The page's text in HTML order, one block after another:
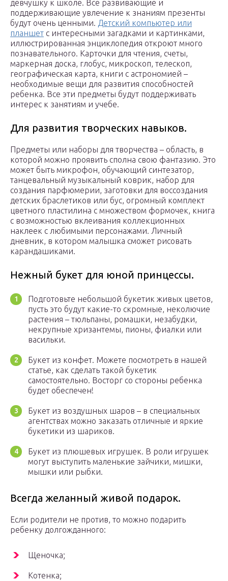
девчушку к школе. Все развивающие и
поддерживающие увлечение к знаниям презенты
будут очень ценными. Детский компьютер или
планшет с интересными загадками и картинками,
иллюстрированная энциклопедия откроют много
познавательного. Карточки для чтения, счеты,
маркерная доска, глобус, микроскоп, телескоп,
географическая карта, книги с астрономией –
необходимые вещи для развития способностей
ребенка. Все эти предметы будут поддерживать
интерес к занятиям и учебе.
Для развития творческих навыков.
Предметы или наборы для творчества – область, в
которой можно проявить сполна свою фантазию. Это
может быть микрофон, обучающий синтезатор,
танцевальный музыкальный коврик, набор для
создания парфюмерии, заготовки для воссоздания
детских браслетиков или бус, огромный комплект
цветного пластилина с множеством формочек, книга
с возможностью вклеивания коллекционных
наклеек с любимыми персонажами. Личный
дневник, в котором малышка сможет рисовать
карандашиками.
Нежный букет для юной принцессы.
Подготовьте небольшой букетик живых цветов,
пусть это будут какие-то скромные, неколючие
растения – тюльпаны, ромашки, незабудки,
некрупные хризантемы, пионы, фиалки или
васильки.
Букет из конфет. Можете посмотреть в нашей
статье, как сделать такой букетик
самостоятельно. Восторг со стороны ребенка
будет обеспечен!
Букет из воздушных шаров – в специальных
агентствах можно заказать отличные и яркие
букетики из шариков.
Букет из плюшевых игрушек. В роли игрушек
могут выступить маленькие зайчики, мишки,
мышки или рыбки.
Всегда желанный живой подарок.
Если родители не против, то можно подарить
ребенку долгожданного:
Щеночка;
Котенка;